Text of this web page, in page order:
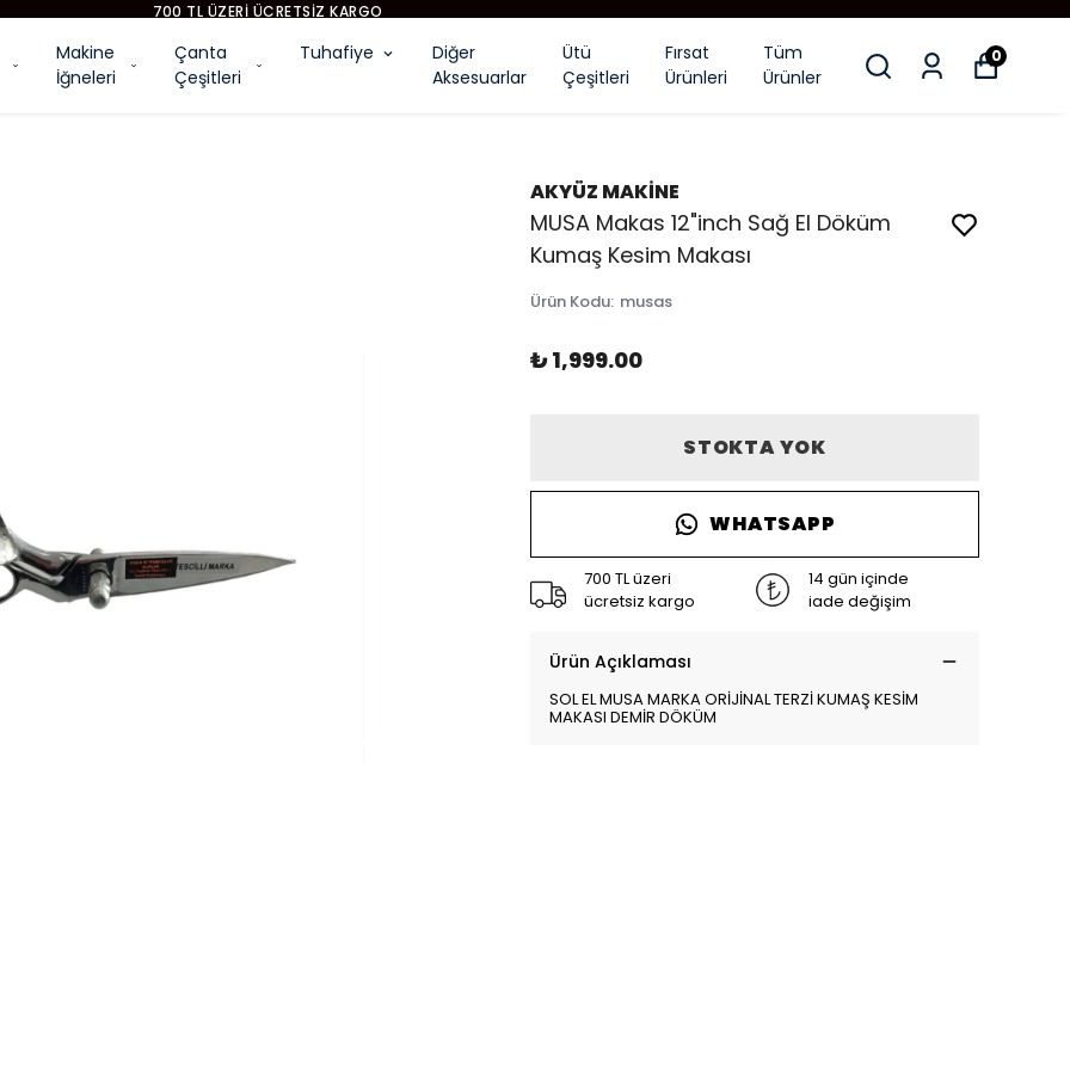
YENI MODEL DIKIŞ MAKINALARI
Makine
İğneleri
Çanta
Çeşitleri
Tuhafiye
Diğer
Aksesuarlar
Ütü
Çeşitleri
Fırsat
Ürünleri
Tüm
Ürünler
0
AKYÜZ MAKİNE
MUSA Makas 12"inch Sağ El Döküm
Kumaş Kesim Makası
Ürün Kodu: musas
₺ 1,999.00
STOKTA YOK
WHATSAPP
700 TL üzeri
ücretsiz kargo
14 gün içinde
iade değişim
Ürün Açıklaması
SOL EL MUSA MARKA ORİJİNAL TERZİ KUMAŞ KESİM
MAKASI DEMİR DÖKÜM